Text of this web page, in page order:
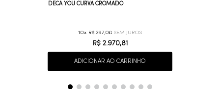
DECA YOU CURVA CROMADO
10 R$ 297,08
R$ 2.970,81
ADICIONAR AO CARRINHO